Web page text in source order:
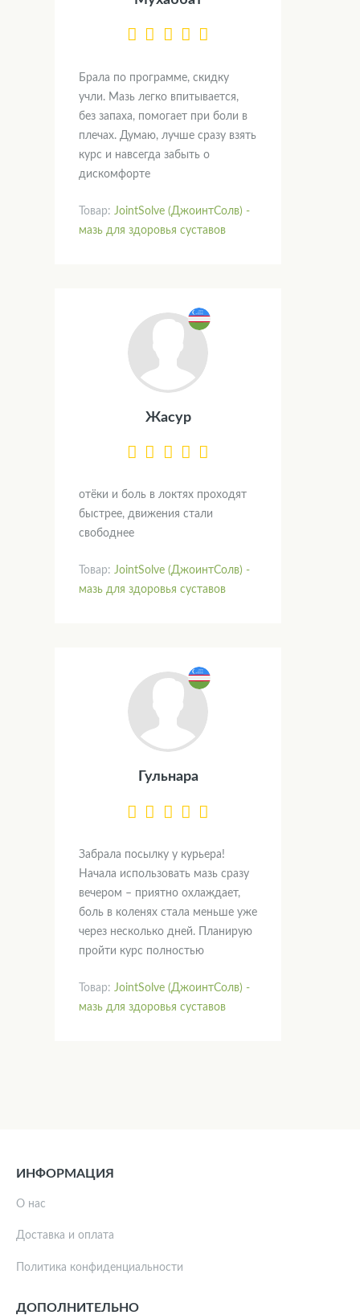
Брала по программе, скидку
учли. Мазь легко впитывается,
без запаха, помогает при боли в
плечах. Думаю, лучше сразу взять
курс и навсегда забыть о
дискомфорте
Товар: JointSolve (ДжоинтСолв) -
мазь для здоровья суставов
Жасур
отёки и боль в локтях проходят
быстрее, движения стали
свободнее
Товар: JointSolve (ДжоинтСолв) -
мазь для здоровья суставов
Гульнара
Забрала посылку у курьера!
Начала использовать мазь сразу
вечером – приятно охлаждает,
боль в коленях стала меньше уже
через несколько дней. Планирую
пройти курс полностью
Товар: JointSolve (ДжоинтСолв) -
мазь для здоровья суставов
ИНФОРМАЦИЯ
О нас
Доставка и оплата
Политика конфиденциальности
ДОПОЛНИТЕЛЬНО